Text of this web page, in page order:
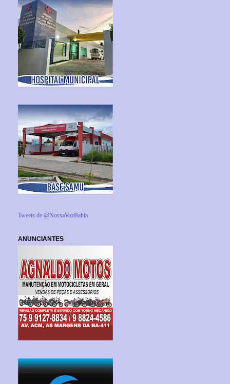
Tweets de @NossaVozBahia
ANUNCIANTES